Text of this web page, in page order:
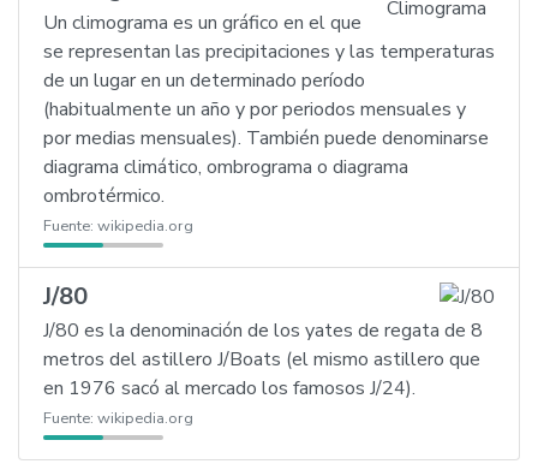
Un climograma es un gráfico en el que
se representan las precipitaciones y las temperaturas
de un lugar en un determinado período
(habitualmente un año y por periodos mensuales y
por medias mensuales). También puede denominarse
diagrama climático, ombrograma o diagrama
ombrotérmico.
Fuente: wikipedia.org
J/80
J/80 es la denominación de los yates de regata de 8
metros del astillero J/Boats (el mismo astillero que
en 1976 sacó al mercado los famosos J/24).
Fuente: wikipedia.org